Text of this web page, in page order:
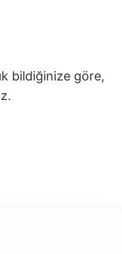
bildiğinize göre,